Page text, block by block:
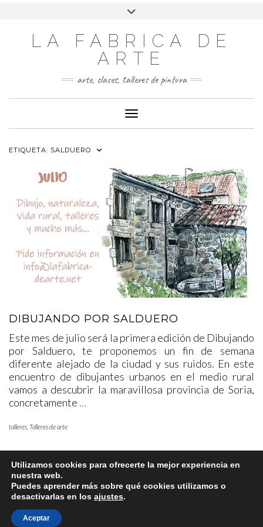
LA FABRICA DE
ARTE
arte, clases, talleres de pintura
Cambiar modo de navegación
ETIQUETA: SALDUERO
DIBUJANDO POR SALDUERO
Este mes de julio será la primera edición de Dibujando
por Salduero, te proponemos un fin de semana
diferente alejado de la ciudad y sus ruidos. En este
encuentro de dibujantes urbanos en el medio rural
vamos a descubrir la maravillosa provincia de Soria,
concretamente …
talleres Talleres de arte
Copyright © 2025 www.lafabricadearte.net
Utilizamos cookies para ofrecerte la mejor experiencia en
nuestra web.
Puedes aprender más sobre qué cookies utilizamos o
desactivarlas en los ajustes.
Aceptar